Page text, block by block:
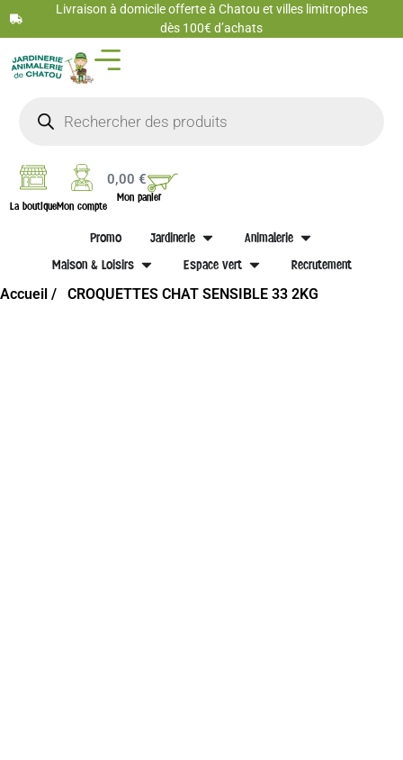
Livraison à domicile offerte à Chatou et villes limitrophes
dès 100€ d’achats
La boutiqueMon compte
0,00€
Mon panier
Promo Jardinerie
Animalerie
Maison & Loisirs
Espace vert Recrutement
Accueil / CROQUETTES CHAT SENSIBLE 33 2KG